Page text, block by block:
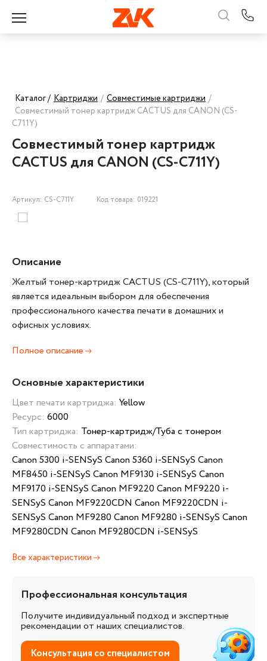
Каталог / Картриджи / Совместимые картриджи /
Совместимый тонер картридж CACTUS для CANON (CS-
C711Y)
Совместимый тонер картридж
CACTUS для CANON (CS-C711Y)
Артикул: CS-C711Y Код товара: 019221
Описание
Желтый тонер-картридж CACTUS (CS-C711Y), который
является идеальным выбором для обеспечения
профессионального качества печати в домашних и
офисных условиях.
Полное описание
Основные характеристики
Цвет печати картриджа: Yellow
Ресурс: 6000
Тип картриджа: Тонер-картридж/Туба с тонером
Совместимость с аппаратами:
Canon 5300 i-SENSyS Canon 5360 i-SENSyS Canon
MF8450 i-SENSyS Canon MF9130 i-SENSyS Canon
MF9170 i-SENSyS Canon MF9220 Canon MF9220 i-
SENSyS Canon MF9220CDN Canon MF9220CDN i-
SENSyS Canon MF9280 Canon MF9280 i-SENSyS Canon
MF9280CDN Canon MF9280CDN i-SENSyS
Все характеристики
Профессиональная консультация
Получите индивидуальный подход и экспертные
рекомендации от наших специалистов.
Консультация со специалистом